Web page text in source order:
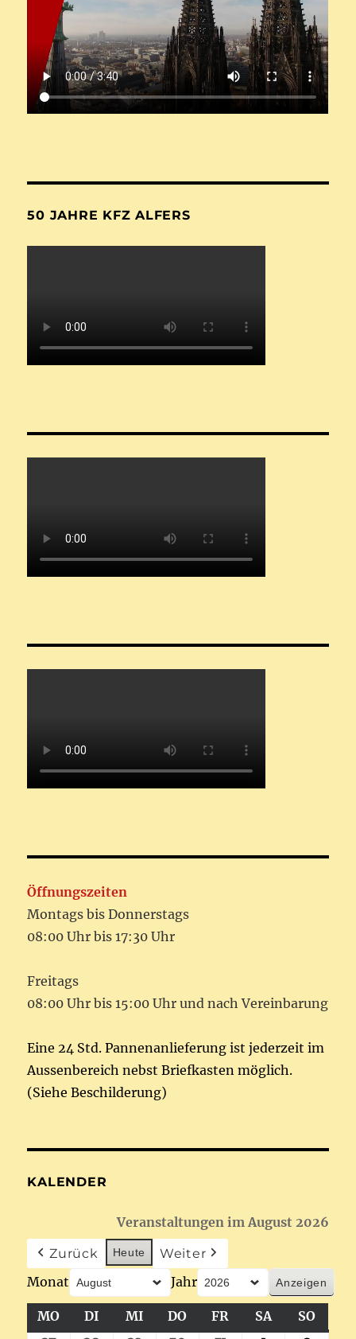
50 JAHRE KFZ ALFERS
Öffnungszeiten
Montags bis Donnerstags
08:00 Uhr bis 17:30 Uhr
Freitags
08:00 Uhr bis 15:00 Uhr und nach Vereinbarung
Eine 24 Std. Pannenanlieferung ist jederzeit im
Aussenbereich nebst Briefkasten möglich.
(Siehe Beschilderung)
KALENDER
Veranstaltungen im August 2026
Zurück Heute Weiter
Monat Jahr
MO MONTAG
DI DIENSTAG
MI MITTWOCH
DO DONNERSTAG
FR FREITAG
SASAMSTAG
SO